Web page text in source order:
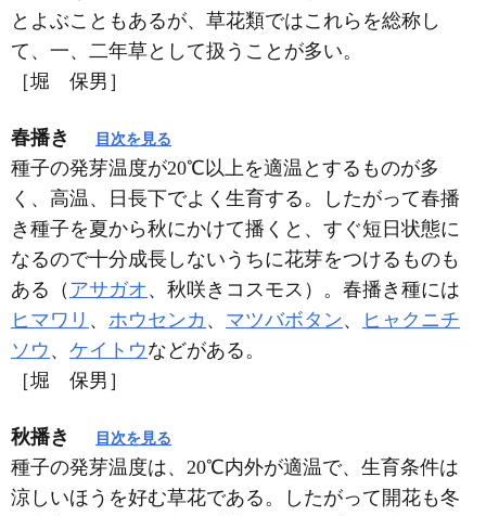
とよぶこともあるが、草花類ではこれらを総称し
て、一、二年草として扱うことが多い。
［堀 保男］
春播き 目次を見る
種子の発芽温度が20℃以上を適温とするものが多
く、高温、日長下でよく生育する。したがって春播
き種子を夏から秋にかけて播くと、すぐ短日状態に
なるので十分成長しないうちに花芽をつけるものも
ある（ アサガオ 、秋咲きコスモス）。春播き種には
ヒマワリ 、 ホウセンカ 、 マツバボタン、
ヒャクニチ
ソウ 、 ケイトウなどがある。
［堀 保男］
秋播き 目次を見る
種子の発芽温度は、20℃内外が適温で、生育条件は
涼しいほうを好む草花である。したがって開花も冬